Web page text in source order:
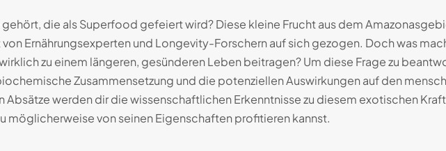
die als Superfood gefeiert wird? Diese kleine Frucht aus dem
Ernährungsexperten und Longevity-Forschern auf sich gezogen. Doch was
zu einem längeren, gesünderen Leben beitragen? Um diese Frage zu
Zusammensetzung und die potenziellen Auswirkungen auf den
werden dir die wissenschaftlichen Erkenntnisse zu diesem exotischen
möglicherweise von seinen Eigenschaften profitieren kannst.